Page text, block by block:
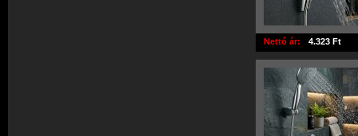
Nettó ár: 4.323 Ft